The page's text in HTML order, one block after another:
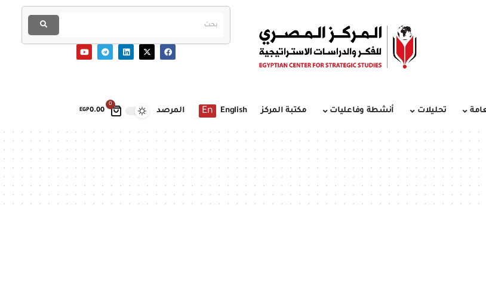
0
EGP0.00 تحليلات أنشطة وفاعليات مكتبة المركز English
En المرصد